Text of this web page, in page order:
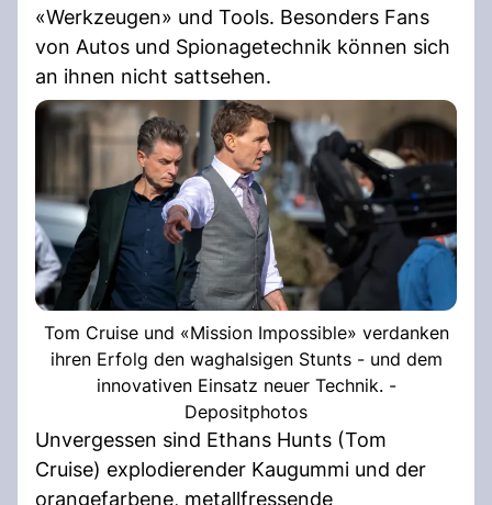
«Werkzeugen» und Tools. Besonders Fans
von Autos und Spionagetechnik können sich
an ihnen nicht sattsehen.
Tom Cruise und «Mission Impossible» verdanken
ihren Erfolg den waghalsigen Stunts - und dem
innovativen Einsatz neuer Technik. -
Depositphotos
Unvergessen sind Ethans Hunts (Tom
Cruise) explodierender Kaugummi und der
orangefarbene, metallfressende